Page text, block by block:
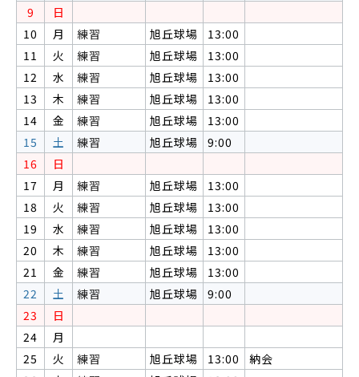
9
日
10
月 練習 旭丘球場
13:00
11
火 練習 旭丘球場
13:00
12
水 練習 旭丘球場
13:00
13
木 練習 旭丘球場
13:00
14
金 練習 旭丘球場
13:00
15
土 練習 旭丘球場
9:00
16
日
17
月 練習 旭丘球場
13:00
18
火 練習 旭丘球場
13:00
19
水 練習 旭丘球場
13:00
20
木 練習 旭丘球場
13:00
21
金 練習 旭丘球場
13:00
22
土 練習 旭丘球場
9:00
23
日
24
月
25
火 練習 旭丘球場 13:00
納会